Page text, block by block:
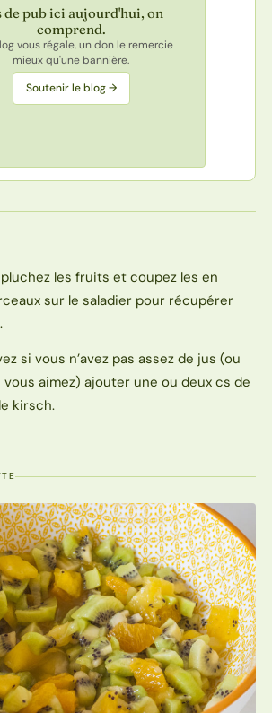
de pub ici aujourd'hui, on
comprend.
vous régale, un don le remercie
mieux qu'une bannière.
Soutenir le blog →
les fruits et coupez les en
sur le saladier pour récupérer
si vous n’avez pas assez de jus (ou
vous aimez) ajouter une ou deux cs de
kirsch.